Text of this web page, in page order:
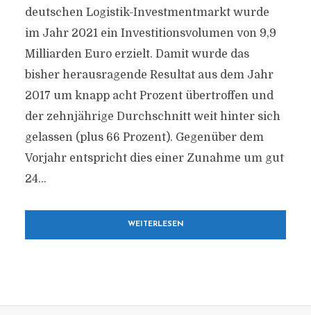
deutschen Logistik-Investmentmarkt wurde
im Jahr 2021 ein Investitionsvolumen von 9,9
Milliarden Euro erzielt. Damit wurde das
bisher herausragende Resultat aus dem Jahr
2017 um knapp acht Prozent übertroffen und
der zehnjährige Durchschnitt weit hinter sich
gelassen (plus 66 Prozent). Gegenüber dem
Vorjahr entspricht dies einer Zunahme um gut
24...
WEITERLESEN